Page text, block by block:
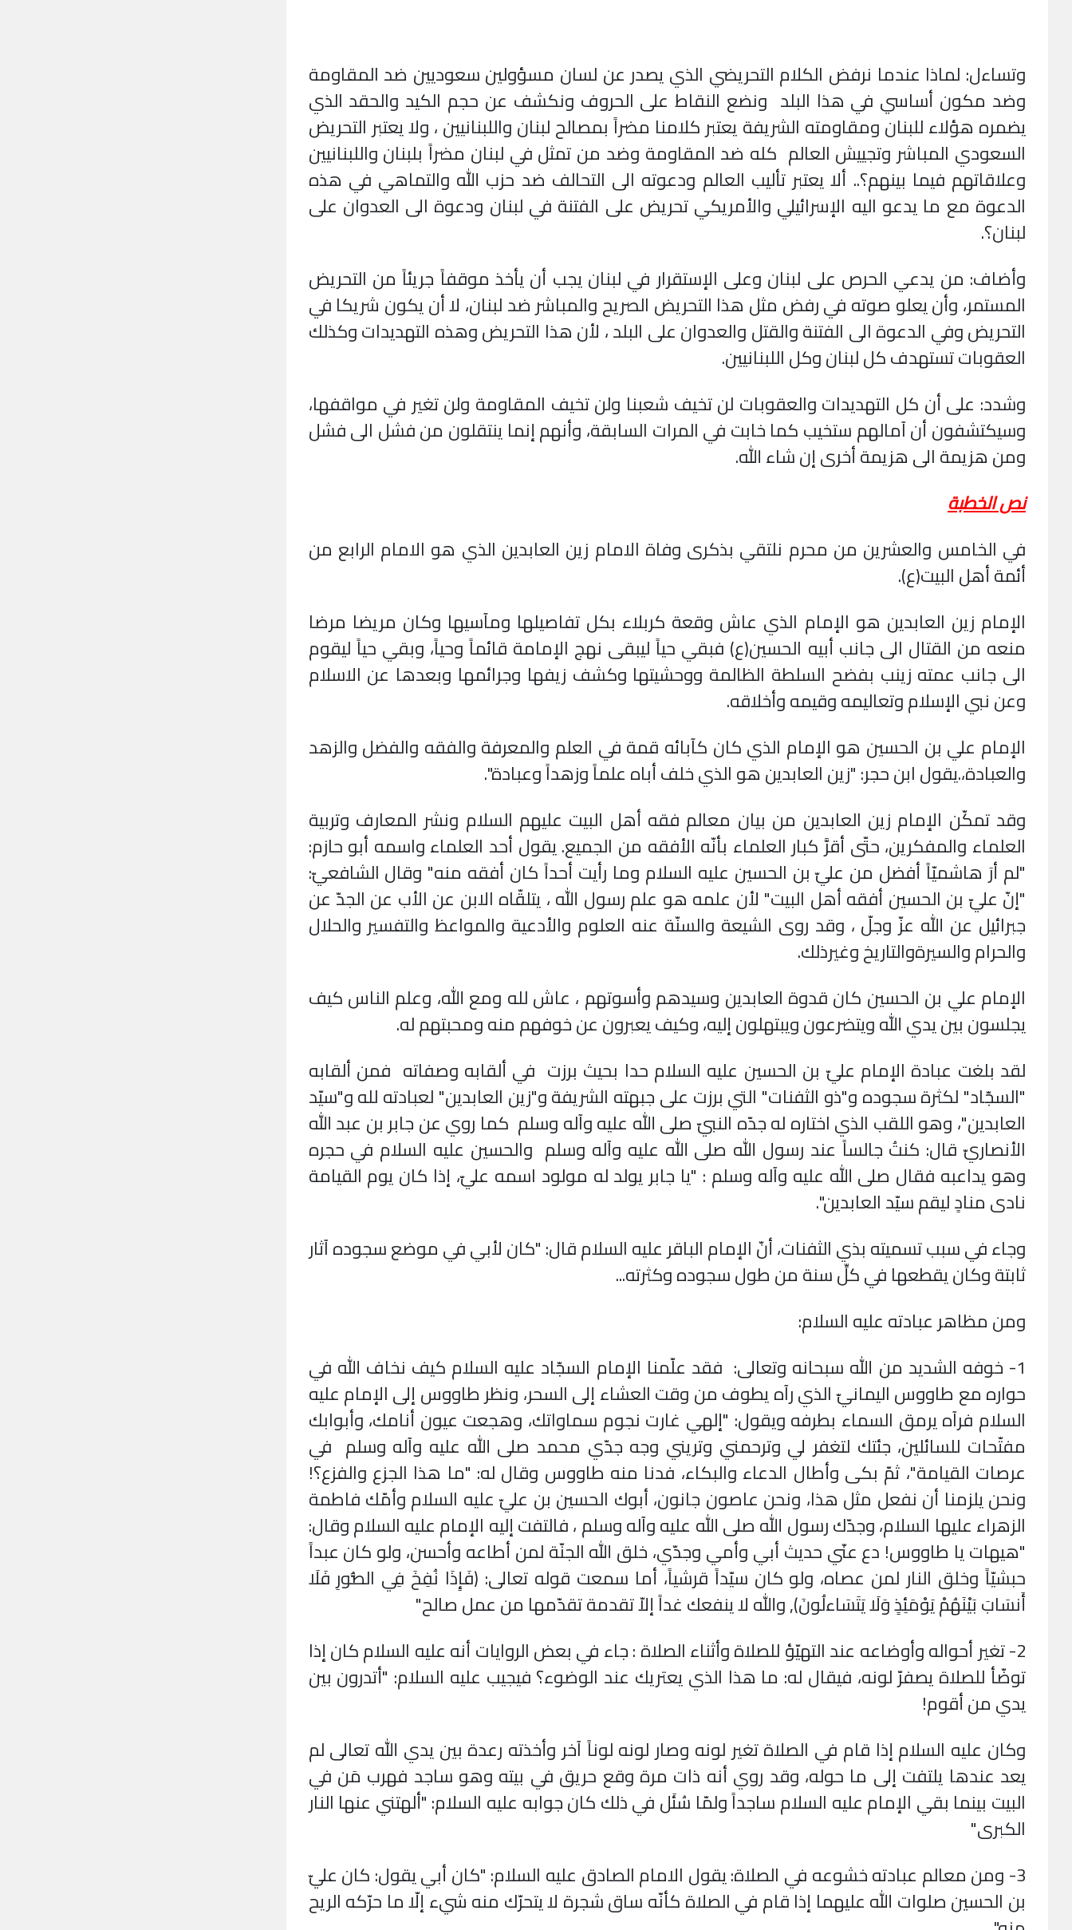
وتساءل: لماذا عندما نرفض الكلام التحريضي الذي يصدر عن لسان مسؤولين سعوديين ضد المقاومة
وضد مكون أساسي في هذا البلد ونضع النقاط على الحروف ونكشف عن حجم الكيد والحقد الذي
يضمره هؤلاء للبنان ومقاومته الشريفة يعتبر كلامنا مضراً بمصالح لبنان واللبنانيين ، ولا يعتبر التحريض
السعودي المباشر وتجييش العالم كله ضد المقاومة وضد من تمثل في لبنان مضراً بلبنان واللبنانيين
وعلاقاتهم فيما بينهم؟.. ألا يعتبر تأليب العالم ودعوته الى التحالف ضد حزب الله والتماهي في هذه
الدعوة مع ما يدعو اليه الإسرائيلي والأمريكي تحريض على الفتنة في لبنان ودعوة الى العدوان على
لبنان؟.
وأضاف: من يدعي الحرص على لبنان وعلى الإستقرار في لبنان يجب أن يأخذ موقفاً جريئاً من التحريض
المستمر، وأن يعلو صوته في رفض مثل هذا التحريض الصريح والمباشر ضد لبنان، لا أن يكون شريكا في
التحريض وفي الدعوة الى الفتنة والقتل والعدوان على البلد ، لأن هذا التحريض وهذه التهديدات وكذلك
العقوبات تستهدف كل لبنان وكل اللبنانيين.
وشدد: على أن كل التهديدات والعقوبات لن تخيف شعبنا ولن تخيف المقاومة ولن تغير في مواقفها،
وسيكتشفون أن آمالهم ستخيب كما خابت في المرات السابقة، وأنهم إنما ينتقلون من فشل الى فشل
ومن هزيمة الى هزيمة أخرى إن شاء الله.
نص الخطبة
في الخامس والعشرين من محرم نلتقي بذكرى وفاة الامام زين العابدين الذي هو الامام الرابع من
أئمة أهل البيت(ع).
الإمام زين العابدين هو الإمام الذي عاش وقعة كربلاء بكل تفاصيلها ومآسيها وكان مريضا مرضا
منعه من القتال الى جانب أبيه الحسين(ع) فبقي حياً ليبقى نهج الإمامة قائماً وحياً، وبقي حياً ليقوم
الى جانب عمته زينب بفضح السلطة الظالمة ووحشيتها وكشف زيفها وجرائمها وبعدها عن الاسلام
وعن نبي الإسلام وتعاليمه وقيمه وأخلاقه.
الإمام علي بن الحسين هو الإمام الذي كان كآبائه قمة في العلم والمعرفة والفقه والفضل والزهد
والعبادة،.يقول ابن حجر: "زين العابدين هو الذي خلف أباه علماً وزهداً وعبادة".
وقد تمكّن الإمام زين العابدين من بيان معالم فقه أهل البيت عليهم السلام ونشر المعارف وتربية
العلماء والمفكرين، حتّى أقرَّ كبار العلماء بأنّه الأفقه من الجميع. يقول أحد العلماء واسمه أبو حازم:
"لم أرَ هاشميّاً أفضل من عليّ بن الحسين عليه السلام وما رأيت أحداً كان أفقه منه" وقال الشافعيّ:
"إنّ عليّ بن الحسين أفقه أهل البيت" لأن علمه هو علم رسول الله ، يتلقّاه الابن عن الأب عن الجدّ عن
جبرائيل عن الله عزّ وجلّ ، وقد روى الشيعة والسنّة عنه العلوم والأدعية والمواعظ والتفسير والحلال
والحرام والسيرةوالتاريخ وغيرذلك.
الإمام علي بن الحسين كان قدوة العابدين وسيدهم وأسوتهم ، عاش لله ومع الله، وعلم الناس كيف
يجلسون بين يدي الله ويتضرعون ويبتهلون إليه، وكيف يعبرون عن خوفهم منه ومحبتهم له.
لقد بلغت عبادة الإمام عليّ بن الحسين عليه السلام حدا بحيث برزت في ألقابه وصفاته فمن ألقابه
"السجّاد" لكثرة سجوده و"ذو الثفنات" التي برزت على جبهته الشريفة و"زين العابدين" لعبادته لله و"سيّد
العابدين"، وهو اللقب الذي اختاره له جدّه النبيّ صلى الله عليه وآله وسلم كما روي عن جابر بن عبد الله
الأنصاريّ قال: كنتُ جالساً عند رسول الله صلى الله عليه وآله وسلم والحسين عليه السلام في حجره
وهو يداعبه فقال صلى الله عليه وآله وسلم : "يا جابر يولد له مولود اسمه عليّ، إذا كان يوم القيامة
نادى منادٍ ليقم سيّد العابدين".
وجاء في سبب تسميته بذي الثفنات، أنّ الإمام الباقر عليه السلام قال: "كان لأبي في موضع سجوده آثار
ثابتة وكان يقطعها في كلِّ سنة من طول سجوده وكثرته...
ومن مظاهر عبادته عليه السلام:
1- خوفه الشديد من الله سبحانه وتعالى: فقد علّمنا الإمام السجّاد عليه السلام كيف نخاف الله في
حواره مع طاووس اليمانيّ الذي رآه يطوف من وقت العشاء إلى السحر، ونظر طاووس إلى الإمام عليه
السلام فرآه يرمق السماء بطرفه ويقول: "إلهي غارت نجوم سماواتك، وهجعت عيون أنامك، وأبوابك
مفتّحات للسائلين، جئتك لتغفر لي وترحمني وتريني وجه جدّي محمد صلى الله عليه وآله وسلم في
عرصات القيامة"، ثمّ بكى وأطال الدعاء والبكاء، فدنا منه طاووس وقال له: "ما هذا الجزع والفزع؟!
ونحن يلزمنا أن نفعل مثل هذا، ونحن عاصون جانون، أبوك الحسين بن عليّ عليه السلام وأمّك فاطمة
الزهراء عليها السلام، وجدّك رسول الله صلى الله عليه وآله وسلم ، فالتفت إليه الإمام عليه السلام وقال:
"هيهات يا طاووس! دع عنّي حديث أبي وأمي وجدّي، خلق الله الجنّة لمن أطاعه وأحسن، ولو كان عبداً
حبشيّاً وخلق النار لمن عصاه، ولو كان سيّداً قرشياً، أما سمعت قوله تعالى: ﴿فَإِذَا نُفِخَ فِي الصُّورِ فَلَا
أَنسَابَ بَيْنَهُمْ يَوْمَئِذٍ وَلَا يَتَسَاءلُونَ﴾, والله لا ينفعك غداً إلاّ تقدمة تقدّمها من عمل صالح"
2- تغير أحواله وأوضاعه عند التهيّؤ للصلاة وأثناء الصلاة : جاء في بعض الروايات أنه عليه السلام كان إذا
توضّأ للصلاة يصفرّ لونه، فيقال له: ما هذا الذي يعتريك عند الوضوء؟ فيجيب عليه السلام: "أتدرون بين
يدي من أقوم!
وكان عليه السلام إذا قام في الصلاة تغير لونه وصار لونه لوناً آخر وأخذته رعدة بين يدي الله تعالى لم
يعد عندها يلتفت إلى ما حوله، وقد روي أنه ذات مرة وقع حريق في بيته وهو ساجد فهرب مَن في
البيت بينما بقي الإمام عليه السلام ساجداً ولمّا سُئَل في ذلك كان جوابه عليه السلام: "ألهتني عنها النار
الكبرى"
3- ومن معالم عبادته خشوعه في الصلاة: يقول الامام الصادق عليه السلام: "كان أبي يقول: كان عليّ
بن الحسين صلوات الله عليهما إذا قام في الصلاة كأنّه ساق شجرة لا يتحرّك منه شيء إلّا ما حرّكه الريح